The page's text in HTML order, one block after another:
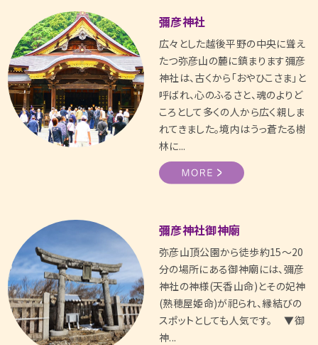
彌彦神社
広々とした越後平野の中央に聳え
たつ弥彦山の麓に鎮まります彌彦
神社は、古くから「おやひこさま」と
呼ばれ、心のふるさと、魂のよりど
ころとして多くの人から広く親しま
れてきました。境内はうっ蒼たる樹
林に...
彌彦神社御神廟
弥彦山頂公園から徒歩約15～20
分の場所にある御神廟には、彌彦
神社の神様(天香山命)とその妃神
(熟穂屋姫命)が祀られ、縁結びの
スポットとしても人気です。 ▼御
神...